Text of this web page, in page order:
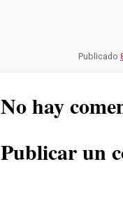
Publicado
No hay
Publicar un